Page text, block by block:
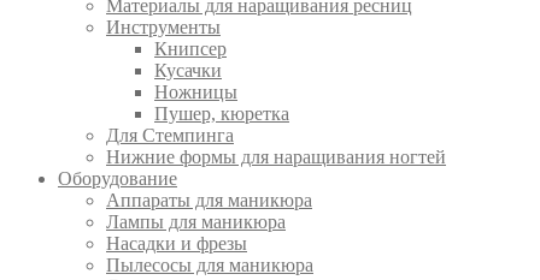
Материалы для наращивания ресниц
Инструменты
Книпсер
Кусачки
Ножницы
Пушер, кюретка
Для Стемпинга
Нижние формы для наращивания ногтей
Оборудование
Аппараты для маникюра
Лампы для маникюра
Насадки и фрезы
Пылесосы для маникюра